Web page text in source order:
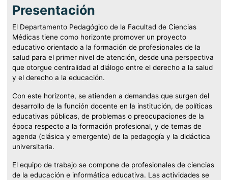
Presentación
El Departamento Pedagógico de la Facultad de Ciencias
Médicas tiene como horizonte promover un proyecto
educativo orientado a la formación de profesionales de la
salud para el primer nivel de atención, desde una perspectiva
que otorgue centralidad al diálogo entre el derecho a la salud
y el derecho a la educación.
Con este horizonte, se atienden a demandas que surgen del
desarrollo de la función docente en la institución, de políticas
educativas públicas, de problemas o preocupaciones de la
época respecto a la formación profesional, y de temas de
agenda (clásica y emergente) de la pedagogía y la didáctica
universitaria.
El equipo de trabajo se compone de profesionales de ciencias
de la educación e informática educativa. Las actividades se